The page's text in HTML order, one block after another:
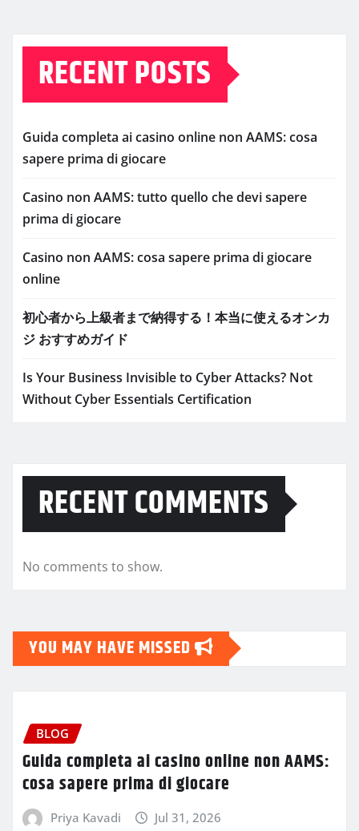
RECENT POSTS
Guida completa ai casino online non AAMS: cosa
sapere prima di giocare
Casino non AAMS: tutto quello che devi sapere
prima di giocare
Casino non AAMS: cosa sapere prima di giocare
online
初心者から上級者まで納得する！本当に使えるオンカ
ジ おすすめガイド
Is Your Business Invisible to Cyber Attacks? Not
Without Cyber Essentials Certification
RECENT COMMENTS
No comments to show.
YOU MAY HAVE MISSED
BLOG
Guida completa ai casino online non AAMS:
cosa sapere prima di giocare
Priya Kavadi Jul 31, 2026